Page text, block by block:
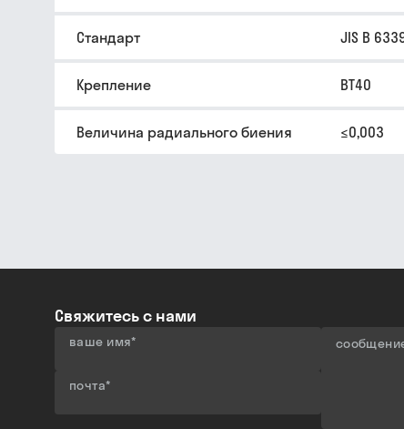
Стандарт JIS B
Крепление BT40
Величина радиального биения ≤0,003
Свяжитесь с нами
ваше имя*
почта*